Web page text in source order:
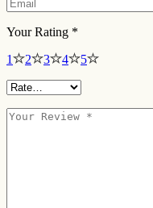
Your Rating *
1
2 3 4 5